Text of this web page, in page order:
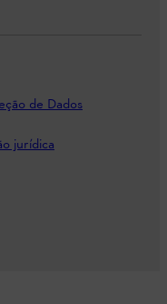
de Dados
jurídica